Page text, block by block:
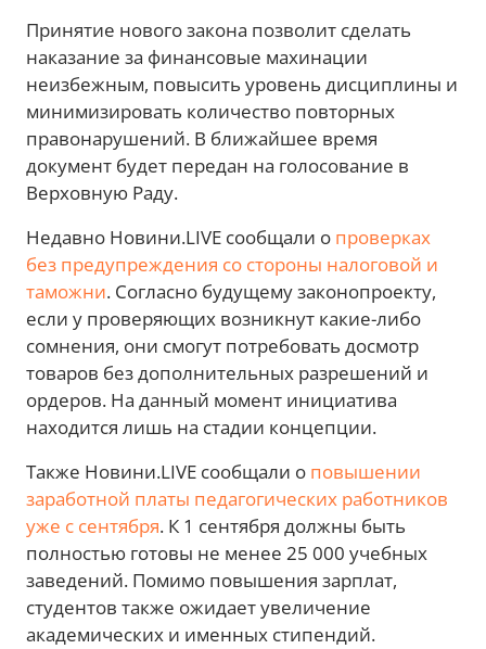
Принятие нового закона позволит сделать
наказание за финансовые махинации
неизбежным, повысить уровень дисциплины и
минимизировать количество повторных
правонарушений. В ближайшее время
документ будет передан на голосование в
Верховную Раду.
Недавно Новини.LIVE сообщали о проверках
без предупреждения со стороны налоговой и
таможни. Согласно будущему законопроекту,
если у проверяющих возникнут какие-либо
сомнения, они смогут потребовать досмотр
товаров без дополнительных разрешений и
ордеров. На данный момент инициатива
находится лишь на стадии концепции.
Также Новини.LIVE сообщали о повышении
заработной платы педагогических работников
уже с сентября. К 1 сентября должны быть
полностью готовы не менее 25 000 учебных
заведений. Помимо повышения зарплат,
студентов также ожидает увеличение
академических и именных стипендий.